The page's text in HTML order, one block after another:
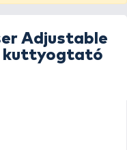
Adjustable
kuttyogtató